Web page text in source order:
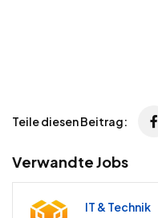
Teile diesen Beitrag:
Verwandte Jobs
IT & Technik